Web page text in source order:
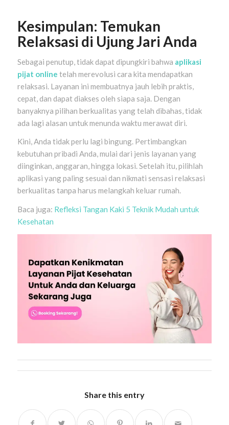
Kesimpulan: Temukan
Relaksasi di Ujung Jari Anda
Sebagai penutup, tidak dapat dipungkiri bahwa aplikasi
pijat online telah merevolusi cara kita mendapatkan
relaksasi. Layanan ini membuatnya jauh lebih praktis,
cepat, dan dapat diakses oleh siapa saja. Dengan
banyaknya pilihan berkualitas yang telah dibahas, tidak
ada lagi alasan untuk menunda waktu merawat diri.
Kini, Anda tidak perlu lagi bingung. Pertimbangkan
kebutuhan pribadi Anda, mulai dari jenis layanan yang
diinginkan, anggaran, hingga lokasi. Setelah itu, pilihlah
aplikasi yang paling sesuai dan nikmati sensasi relaksasi
berkualitas tanpa harus melangkah keluar rumah.
Baca juga: Refleksi Tangan Kaki 5 Teknik Mudah untuk
Kesehatan
Share this entry